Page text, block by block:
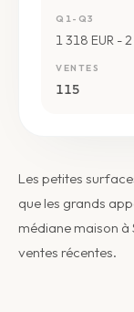
Q1-Q3
1 318 EUR -
VENTES
115
Les petites
que les grands
médiane maison à
ventes récentes.